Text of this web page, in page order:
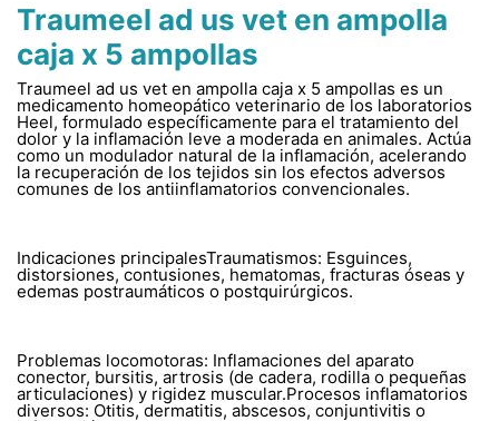
Traumeel ad us vet en ampolla
caja x 5 ampollas
Traumeel ad us vet en ampolla caja x 5 ampollas es un
medicamento homeopático veterinario de los laboratorios
Heel, formulado específicamente para el tratamiento del
dolor y la inflamación leve a moderada en animales. Actúa
como un modulador natural de la inflamación, acelerando
la recuperación de los tejidos sin los efectos adversos
comunes de los antiinflamatorios convencionales.
Indicaciones principalesTraumatismos: Esguinces,
distorsiones, contusiones, hematomas, fracturas óseas y
edemas postraumáticos o postquirúrgicos.
Problemas locomotoras: Inflamaciones del aparato
conector, bursitis, artrosis (de cadera, rodilla o pequeñas
articulaciones) y rigidez muscular.Procesos inflamatorios
diversos: Otitis, dermatitis, abscesos, conjuntivitis o